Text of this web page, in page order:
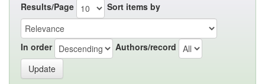
Results/Page Sort items by
In order Authors/record